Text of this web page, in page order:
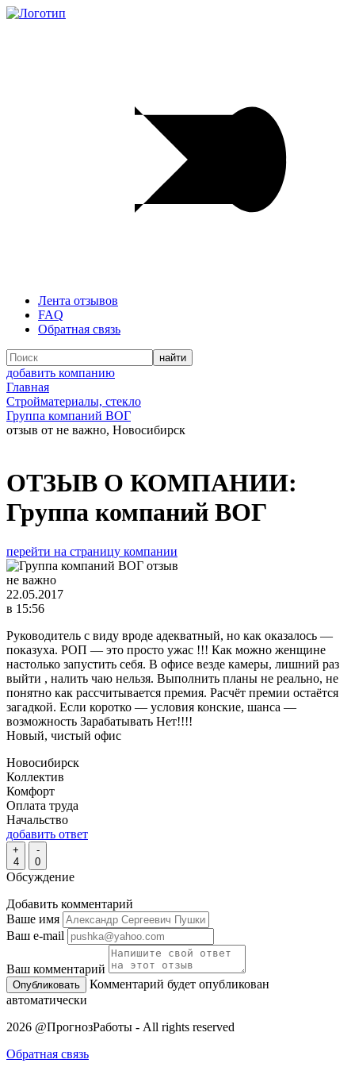
Лента отзывов
FAQ
Обратная связь
добавить компанию
Главная
Стройматериалы, стекло
Группа компаний ВОГ
отзыв от не важно, Новосибирск
ОТЗЫВ О КОМПАНИИ:
Группа компаний ВОГ
перейти на страницу компании
не важно
22.05.2017
в 15:56
Руководитель с виду вроде адекватный, но как оказалось —
показуха. РОП — это просто ужас !!! Как можно женщине
настолько запустить себя. В офисе везде камеры, лишний раз
выйти , налить чаю нельзя. Выполнить планы не реально, не
понятно как рассчитывается премия. Расчёт премии остаётся
загадкой. Если коротко — условия конские, шанса —
возможность Зарабатывать Нет!!!!
Новый, чистый офис
Новосибирск
Коллектив
Комфорт
Оплата труда
Начальство
добавить ответ
+
4
-
0
Обсуждение
Добавить комментарий
Ваше имя
Ваш e-mail
Ваш комментарий
Комментарий будет опубликован
автоматически
2026 @ПрогнозРаботы - All rights reserved
Обратная связь